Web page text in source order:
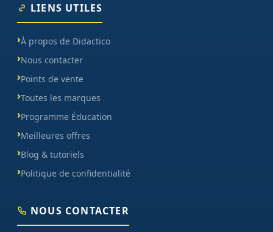
LIENS UTILES
À propos de Didactico
Nous contacter
Points de vente
Toutes les marques
Programme Éducation
Meilleures offres
Blog & tutoriels
Politique de confidentialité
NOUS CONTACTER